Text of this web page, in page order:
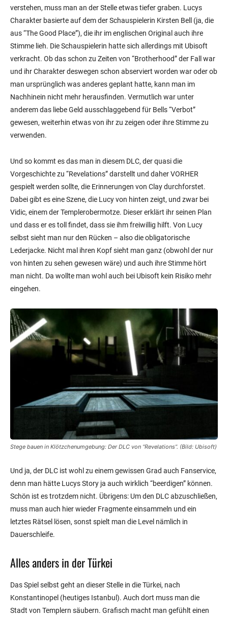
verstehen, muss man an der Stelle etwas tiefer graben. Lucys
Charakter basierte auf dem der Schauspielerin Kirsten Bell (ja, die
aus “The Good Place”), die ihr im englischen Original auch ihre
Stimme lieh. Die Schauspielerin hatte sich allerdings mit Ubisoft
verkracht. Ob das schon zu Zeiten von “Brotherhood” der Fall war
und ihr Charakter deswegen schon abserviert worden war oder ob
man ursprünglich was anderes geplant hatte, kann man im
Nachhinein nicht mehr herausfinden. Vermutlich war unter
anderem das liebe Geld ausschlaggebend für Bells “Verbot”
gewesen, weiterhin etwas von ihr zu zeigen oder ihre Stimme zu
verwenden.
Und so kommt es das man in diesem DLC, der quasi die
Vorgeschichte zu “Revelations” darstellt und daher VORHER
gespielt werden sollte, die Erinnerungen von Clay durchforstet.
Dabei gibt es eine Szene, die Lucy von hinten zeigt, und zwar bei
Vidic, einem der Templerobermotze. Dieser erklärt ihr seinen Plan
und dass er es toll findet, dass sie ihm freiwillig hilft. Von Lucy
selbst sieht man nur den Rücken – also die obligatorische
Lederjacke. Nicht mal ihren Kopf sieht man ganz (obwohl der nur
von hinten zu sehen gewesen wäre) und auch ihre Stimme hört
man nicht. Da wollte man wohl auch bei Ubisoft kein Risiko mehr
eingehen.
Stege bauen in Klötzchenumgebung: Der DLC von “Revelations”. (Bild: Ubisoft)
Und ja, der DLC ist wohl zu einem gewissen Grad auch Fanservice,
denn man hätte Lucys Story ja auch wirklich “beerdigen” können.
Schön ist es trotzdem nicht. Übrigens: Um den DLC abzuschließen,
muss man auch hier wieder Fragmente einsammeln und ein
letztes Rätsel lösen, sonst spielt man die Level nämlich in
Dauerschleife.
Alles anders in der Türkei
Das Spiel selbst geht an dieser Stelle in die Türkei, nach
Konstantinopel (heutiges Istanbul). Auch dort muss man die
Stadt von Templern säubern. Grafisch macht man gefühlt einen